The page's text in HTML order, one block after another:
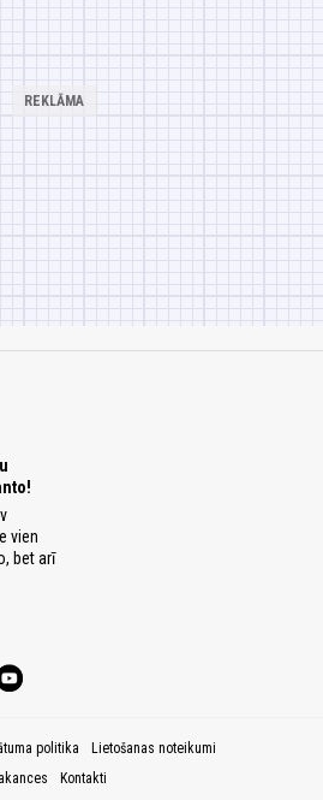
vien
bet arī
politika
Lietošanas noteikumi
Kontakti